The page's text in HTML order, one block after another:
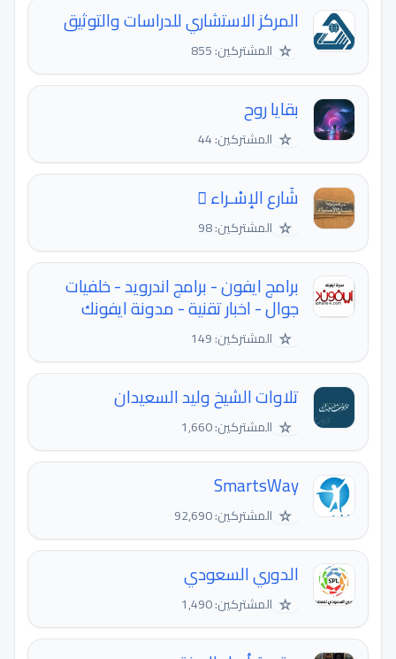
المركز الاستشاري للدراسات والتوثيق
☆ المشتركين: 855
بقايا روح
☆ المشتركين: 44
شَارع الإسْـراء 🪾
☆ المشتركين: 98
برامج ايفون - برامج اندرويد - خلفيات
جوال - اخبار تقنية - مدونة ايفونك
☆ المشتركين: 149
تلاوات الشيخ وليد السعيدان
☆ المشتركين: 1,660
SmartsWay
☆ المشتركين: 92,690
الدوري السعودي
☆ المشتركين: 1,490